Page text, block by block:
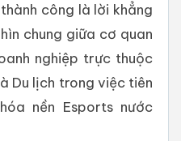
công là lời khẳng
chung giữa cơ quan
nghiệp trực thuộc
Du lịch trong việc tiên
nền Esports nước